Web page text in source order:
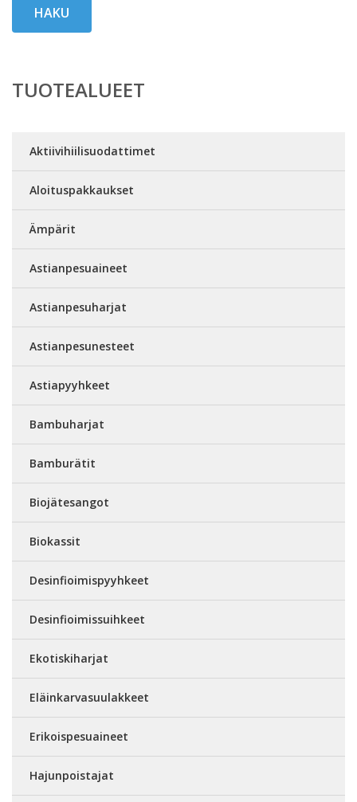
HAKU
TUOTEALUEET
Aktiivihiilisuodattimet
Aloituspakkaukset
Ämpärit
Astianpesuaineet
Astianpesuharjat
Astianpesunesteet
Astiapyyhkeet
Bambuharjat
Bamburätit
Biojätesangot
Biokassit
Desinfioimispyyhkeet
Desinfioimissuihkeet
Ekotiskiharjat
Eläinkarvasuulakkeet
Erikoispesuaineet
Hajunpoistajat